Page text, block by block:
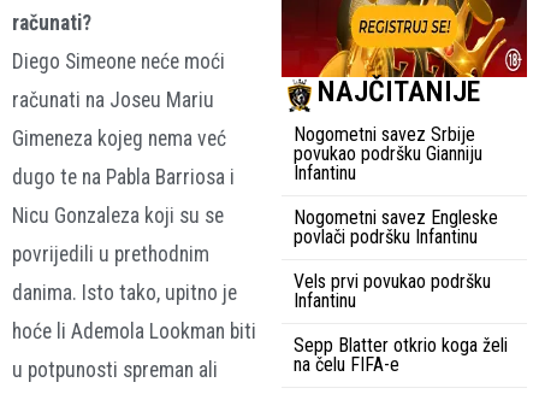
računati?
Diego Simeone neće moći
računati na Joseu Mariu
Gimeneza kojeg nema već
dugo te na Pabla Barriosa i
Nicu Gonzaleza koji su se
povrijedili u prethodnim
danima. Isto tako, upitno je
hoće li Ademola Lookman biti
u potpunosti spreman ali
NAJČITANIJE
Nogometni savez Srbije
povukao podršku Gianniju
Infantinu
Nogometni savez Engleske
povlači podršku Infantinu
Vels prvi povukao podršku
Infantinu
Sepp Blatter otkrio koga želi
na čelu FIFA-e